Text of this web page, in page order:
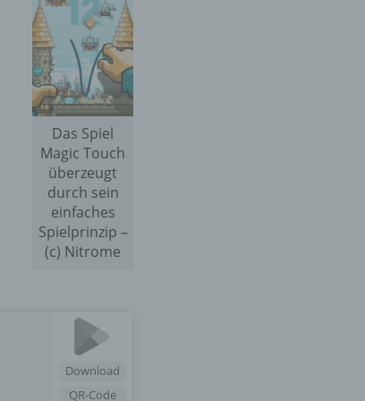
Das Spiel
Magic Touch
überzeugt
durch sein
einfaches
Spielprinzip –
(c) Nitrome
Download
QR-Code